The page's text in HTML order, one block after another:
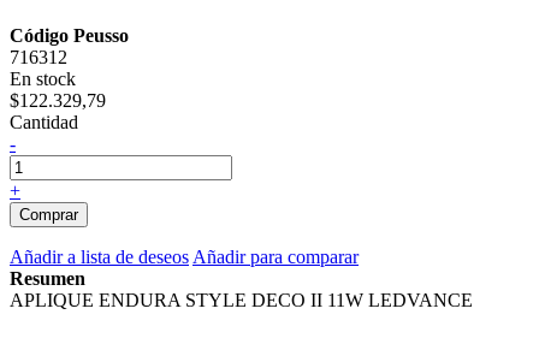
Código Peusso
716312
En stock
$122.329,79
Cantidad
-
+
Comprar
Añadir a lista de deseos Añadir para comparar
Resumen
APLIQUE ENDURA STYLE DECO II 11W LEDVANCE